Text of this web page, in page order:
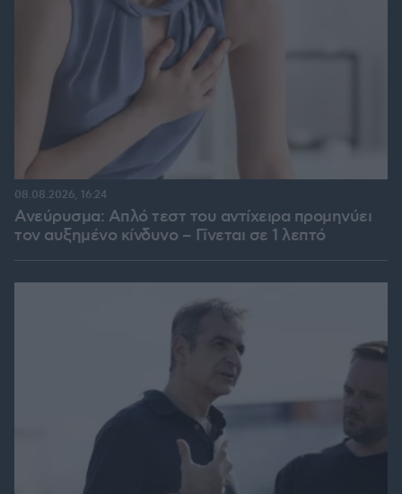
Ανεύρυσμα: Απλό τεστ του αντίχειρα προμηνύει
τον αυξημένο κίνδυνο – Γίνεται σε 1 λεπτό
08.08.2026, 16:24